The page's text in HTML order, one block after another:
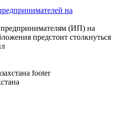
на
(ИП) на
предстоит столкнуться